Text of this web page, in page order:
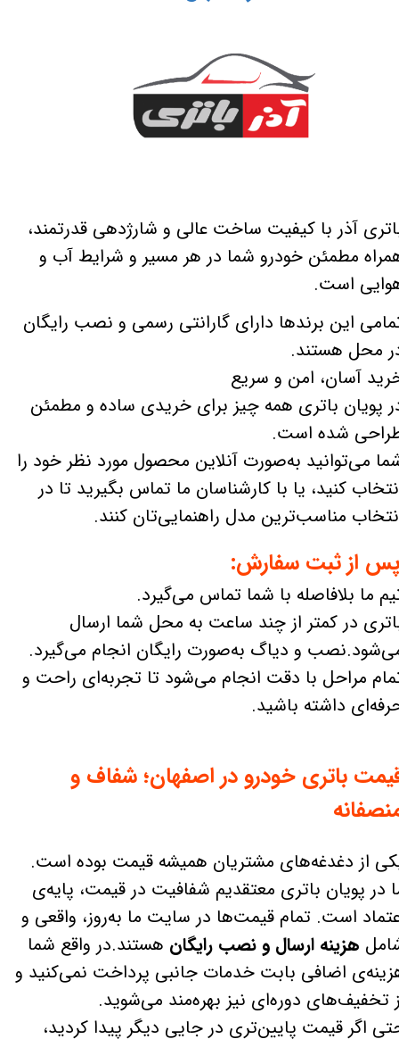
پس از ثبت سفارش:
باتری خودرو در اصفهان؛ شفاف و
آذر با کیفیت ساخت عالی و شارژدهی قدرتمند،
مطمئن خودرو شما در هر مسیر و شرایط آب و
است.
ما بلافاصله با شما تماس می‌گیرد.
در کمتر از چند ساعت به محل شما ارسال
و دیاگ به‌صورت رایگان انجام می‌گیرد.
مراحل با دقت انجام می‌شود تا تجربه‌ای راحت و
داشته باشید.
این برندها دارای گارانتی رسمی و نصب رایگان
محل هستند.
آسان، امن و سریع
پویان باتری همه چیز برای خریدی ساده و مطمئن
شده است.
می‌توانید به‌صورت آنلاین محصول مورد نظر خود را
کنید، یا با کارشناسان ما تماس بگیرید تا در
مناسب‌ترین مدل راهنمایی‌تان کنند.
از دغدغه‌های مشتریان همیشه قیمت بوده است.
در پویان باتری معتقدیم شفافیت در قیمت، پایه‌ی
است. تمام قیمت‌ها در سایت ما به‌روز، واقعی و
هزینه ارسال و نصب رایگان هستند.در واقع شما
اضافی بابت خدمات جانبی پرداخت نمی‌کنید و
تخفیف‌های دوره‌ای نیز بهره‌مند می‌شوید.
اگر قیمت پایین‌تری در جایی دیگر پیدا کردید،